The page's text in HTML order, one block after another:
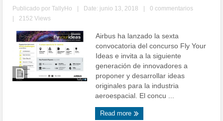
Publicado porTallyHo Date: junio 13, 2018
0 commentarios
2152 Views
Airbus ha lanzado la sexta
convocatoria del concurso Fly Your
Ideas e invita a la siguiente
generación de innovadores a
proponer y desarrollar ideas
originales para la industria
aeroespacial. El concu ...
Read more